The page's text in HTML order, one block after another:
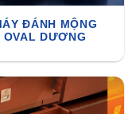
ĐÁNH MỘNG
OVAL DƯƠNG